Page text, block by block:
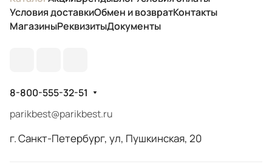
Условия доставкиОбмен и возвратКонтакты
МагазиныРеквизитыДокументы
8-800-555-32-51
parikbest@parikbest.ru
г. Санкт-Петербург, ул, Пушкинская, 20